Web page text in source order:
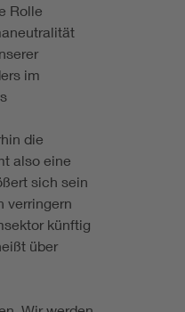
Rolle
im
die
also eine
sich sein
verringern
künftig
über